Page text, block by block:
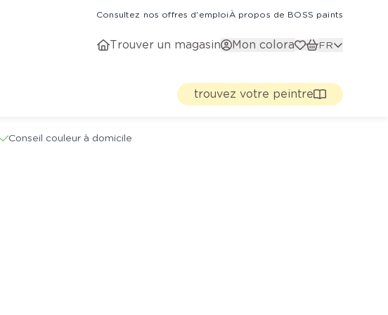
Consultez nos offres d'emploiÀ propos de BOSS paints
Trouver un magasin Mon colora FR
trouvez votre peintre
Conseil couleur à domicile